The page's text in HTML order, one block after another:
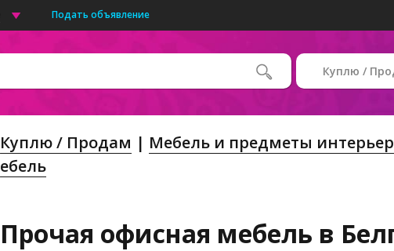
Подать объявление
Куплю /
Куплю / Продам Мебель и предметы
ебель
Прочая офисная мебель в